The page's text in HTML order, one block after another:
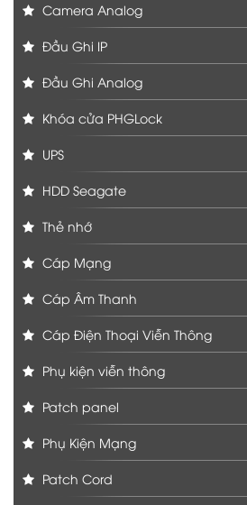
Camera Analog
Đầu Ghi IP
Đầu Ghi Analog
Khóa cửa PHGLock
UPS
HDD Seagate
Thẻ nhớ
Cáp Mạng
Cáp Âm Thanh
Cáp Điện Thoại Viễn Thông
Phụ kiện viễn thông
Patch panel
Phụ Kiện Mạng
Patch Cord